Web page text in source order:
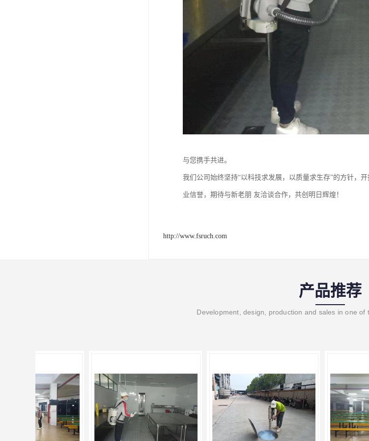
与您携手共进。
我们公司始终坚持“以科技求发展，以质量求生存”的方针，
业信誉，期待与新老朋 友洽谈合作，共创明日辉煌！
http://www.fsruch.com
产品推荐
Development, design, production and sales in one